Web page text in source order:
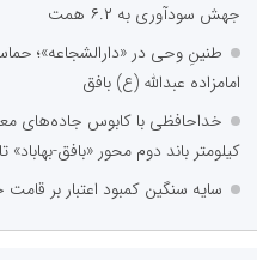
جهش سودآوری به ۶.۲ همت
طنینِ وحی در «دارالشجاعه»؛
امامزاده عبدالله (ع) بافق
کیلومتر باند دوم محور «بافق-
سایه سنگین کمبود اعتبار بر